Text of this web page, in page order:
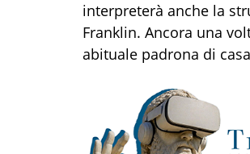
interpreterà anche la
Franklin. Ancora una
abituale padrona di